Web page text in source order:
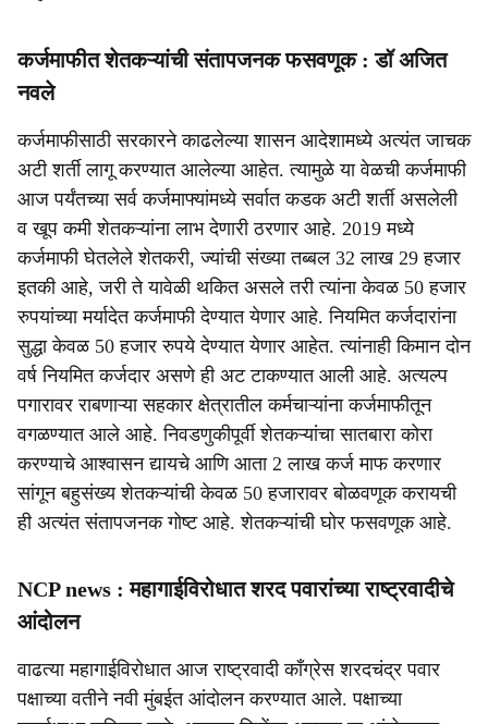
कर्जमाफीत शेतकऱ्यांची संतापजनक फसवणूक : डॉ अजित
नवले
कर्जमाफीसाठी सरकारने काढलेल्या शासन आदेशामध्ये अत्यंत जाचक
अटी शर्ती लागू करण्यात आलेल्या आहेत. त्यामुळे या वेळची कर्जमाफी
आज पर्यंतच्या सर्व कर्जमाफ्यांमध्ये सर्वात कडक अटी शर्ती असलेली
व खूप कमी शेतकऱ्यांना लाभ देणारी ठरणार आहे. 2019 मध्ये
कर्जमाफी घेतलेले शेतकरी, ज्यांची संख्या तब्बल 32 लाख 29 हजार
इतकी आहे, जरी ते यावेळी थकित असले तरी त्यांना केवळ 50 हजार
रुपयांच्या मर्यादेत कर्जमाफी देण्यात येणार आहे. नियमित कर्जदारांना
सुद्धा केवळ 50 हजार रुपये देण्यात येणार आहेत. त्यांनाही किमान दोन
वर्ष नियमित कर्जदार असणे ही अट टाकण्यात आली आहे. अत्यल्प
पगारावर राबणाऱ्या सहकार क्षेत्रातील कर्मचाऱ्यांना कर्जमाफीतून
वगळण्यात आले आहे. निवडणुकीपूर्वी शेतकऱ्यांचा सातबारा कोरा
करण्याचे आश्वासन द्यायचे आणि आता 2 लाख कर्ज माफ करणार
सांगून बहुसंख्य शेतकऱ्यांची केवळ 50 हजारावर बोळवणूक करायची
ही अत्यंत संतापजनक गोष्ट आहे. शेतकऱ्यांची घोर फसवणूक आहे.
NCP news : महागाईविरोधात शरद पवारांच्या राष्ट्रवादीचे
आंदोलन
वाढत्या महागाईविरोधात आज राष्ट्रवादी काँग्रेस शरदचंद्र पवार
पक्षाच्या वतीने नवी मुंबईत आंदोलन करण्यात आले. पक्षाच्या